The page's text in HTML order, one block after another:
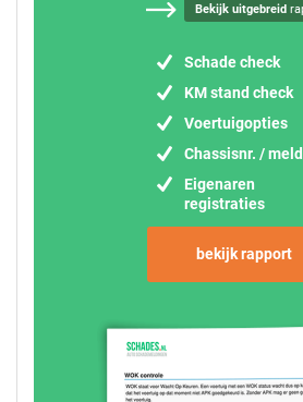
Bekijk uitgebreid
Schade check
KM stand check
Voertuigopties
Chassisnr. /
Eigenaren
registraties
bekijk rapport